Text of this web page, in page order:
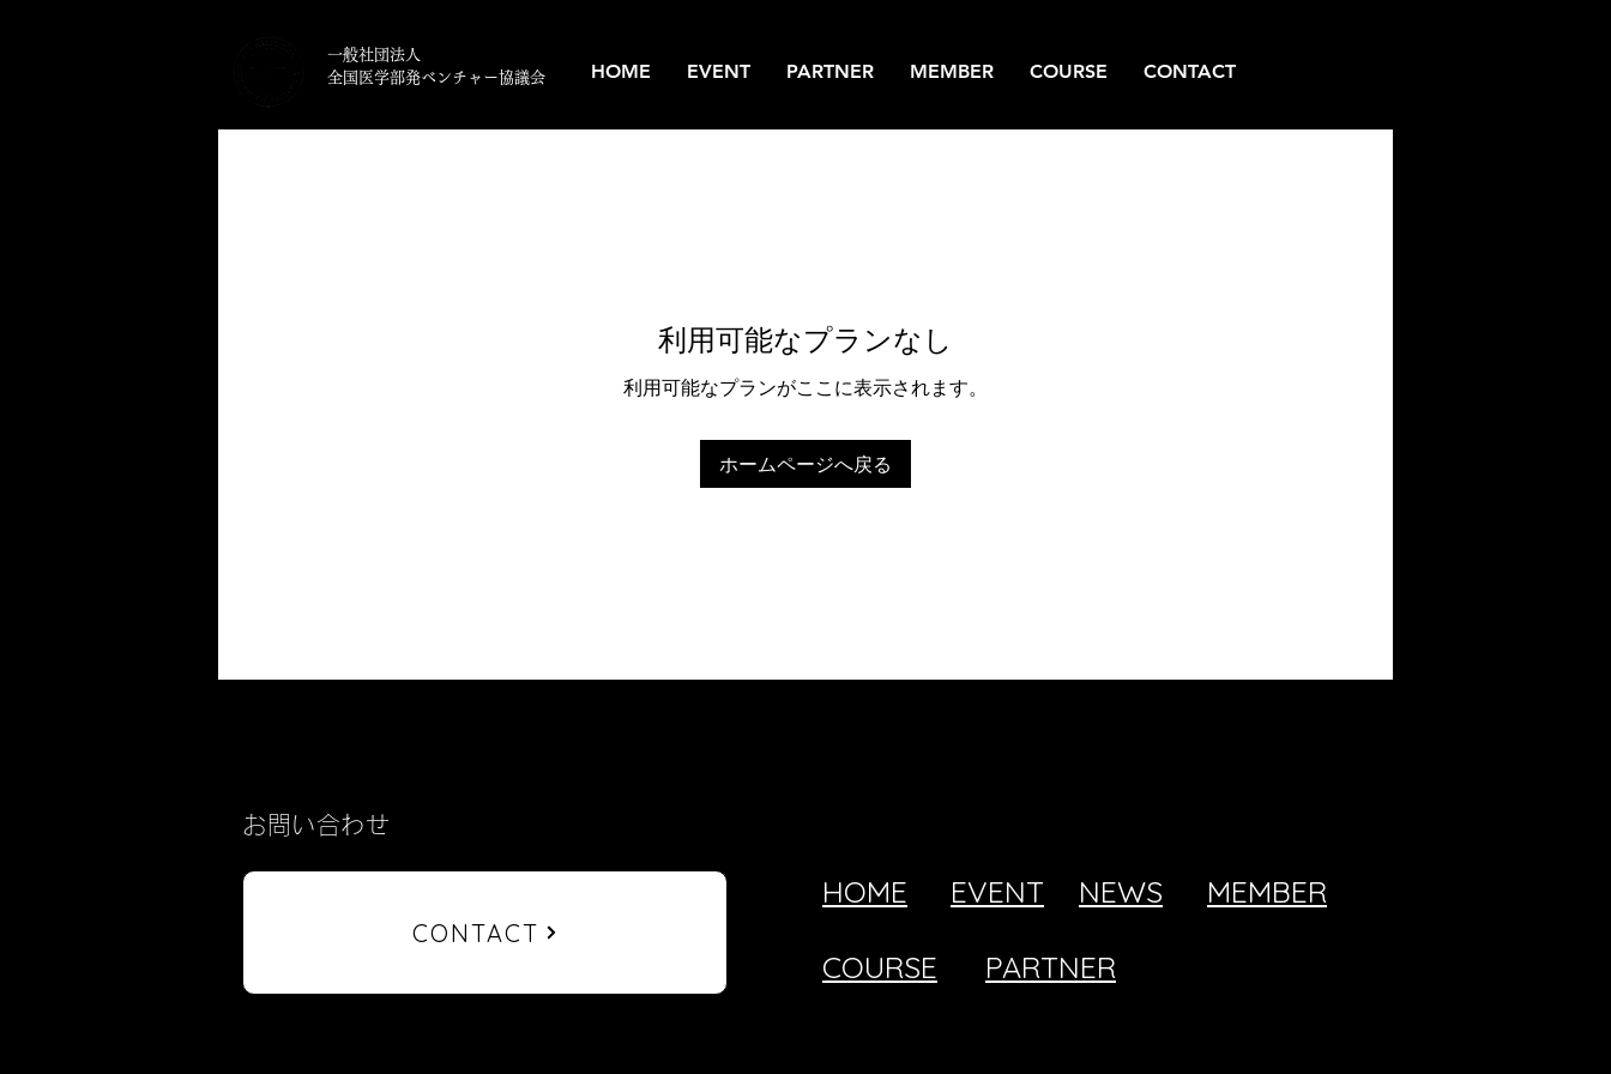
一般社団法人
​全国医学部発ベンチャー協議会
HOME EVENT PARTNER MEMBER COURSE CONTACT
利用可能なプランなし
利用可能なプランがここに表示されます。
ホームページへ戻る
お問い合わせ
CONTACT
HOME EVENT NEWS MEMBER
COURSE PARTNER